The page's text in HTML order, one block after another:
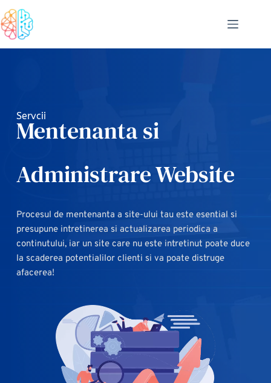
la
conținut
Servcii
Mentenanta si
Administrare Website
Procesul de mentenanta a site-ului tau este esential si
presupune intretinerea si actualizarea periodica a
continutului, iar un site care nu este intretinut poate duce
la scaderea potentialilor clienti si va poate distruge
afacerea!